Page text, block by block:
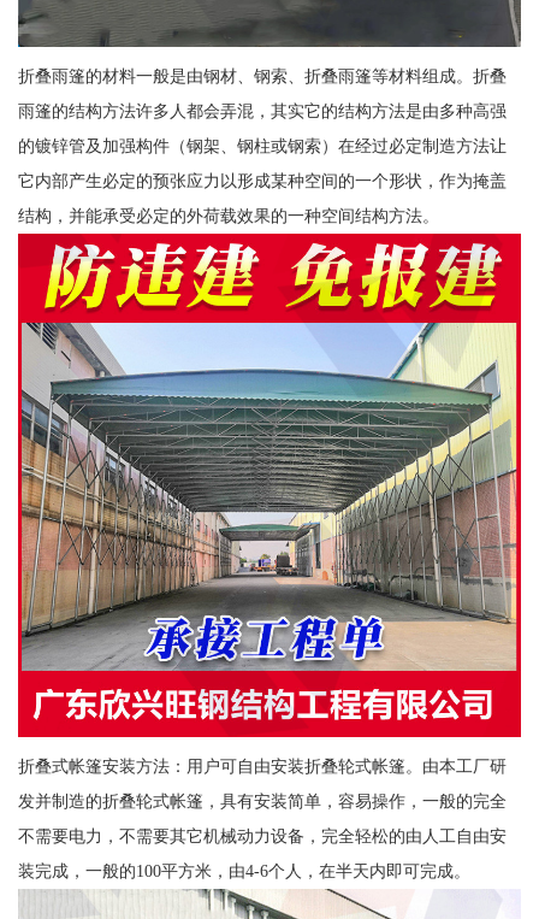
折叠雨篷的材料一般是由钢材、钢索、折叠雨篷等材料组成。折叠
雨篷的结构方法许多人都会弄混，其实它的结构方法是由多种高强
的镀锌管及加强构件（钢架、钢柱或钢索）在经过必定制造方法让
它内部产生必定的预张应力以形成某种空间的一个形状，作为掩盖
结构，并能承受必定的外荷载效果的一种空间结构方法。
折叠式帐篷安装方法：用户可自由安装折叠轮式帐篷。由本工厂研
发并制造的折叠轮式帐篷，具有安装简单，容易操作，一般的完全
不需要电力，不需要其它机械动力设备，完全轻松的由人工自由安
装完成，一般的100平方米，由4-6个人，在半天内即可完成。